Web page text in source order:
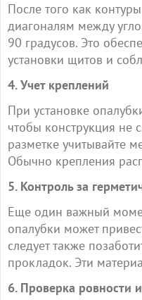
После того как
диагоналям между
90 градусов. Это
установки щитов и
4. Учет креплений
При установке
чтобы конструкция не
разметке учитывайте
Обычно крепления
5. Контроль за
Еще один важный
опалубки может
следует также
прокладок. Эти
6. Проверка ровности